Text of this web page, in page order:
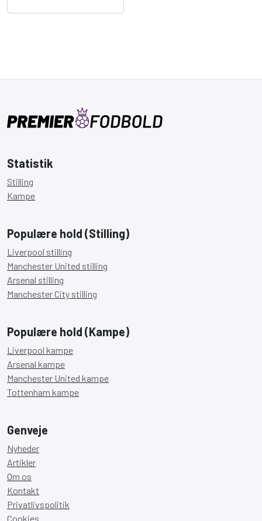
Statistik
Stilling
Kampe
Populære hold (Stilling)
Liverpool stilling
Manchester United stilling
Arsenal stilling
Manchester City stilling
Populære hold (Kampe)
Liverpool kampe
Arsenal kampe
Manchester United kampe
Tottenham kampe
Genveje
Nyheder
Artikler
Om os
Kontakt
Privatlivspolitik
Cookies